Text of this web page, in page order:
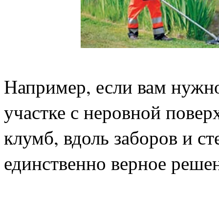
Например, если вам
участке с неровной
клумб, вдоль заборов и
единственно верное